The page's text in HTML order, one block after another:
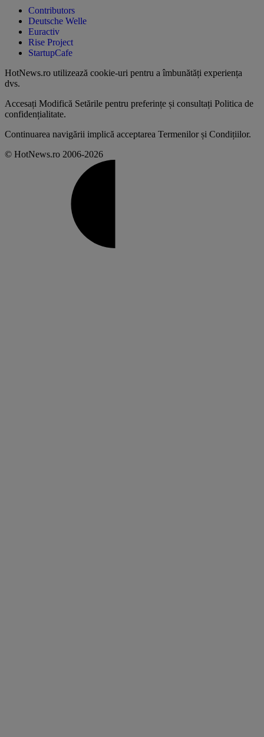
Contributors
Deutsche Welle
Euractiv
Rise Project
StartupCafe
HotNews.ro utilizează cookie-uri pentru a îmbunătăți experiența
dvs.
Accesați Modifică Setările pentru preferințe și consultați Politica de
confidențialitate.
Continuarea navigării implică acceptarea Termenilor și Condițiilor.
© HotNews.ro 2006-2026